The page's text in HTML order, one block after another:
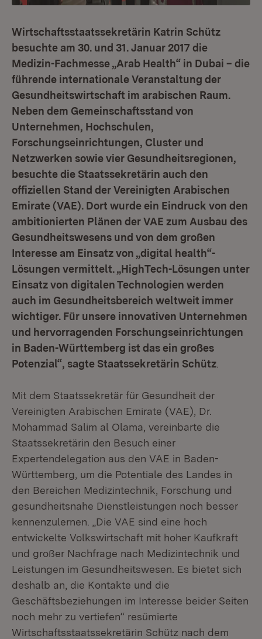
Wirtschaftsstaatssekretärin Katrin Schütz
besuchte am 30. und 31. Januar 2017 die
Medizin-Fachmesse „Arab Health“ in Dubai – die
führende internationale Veranstaltung der
Gesundheitswirtschaft im arabischen Raum.
Neben dem Gemeinschaftsstand von
Unternehmen, Hochschulen,
Forschungseinrichtungen, Cluster und
Netzwerken sowie vier Gesundheitsregionen,
besuchte die Staatssekretärin auch den
offiziellen Stand der Vereinigten Arabischen
Emirate (VAE). Dort wurde ein Eindruck von den
ambitionierten Plänen der VAE zum Ausbau des
Gesundheitswesens und von dem großen
Interesse am Einsatz von „digital health“-
Lösungen vermittelt. „HighTech-Lösungen unter
Einsatz von digitalen Technologien werden
auch im Gesundheitsbereich weltweit immer
wichtiger. Für unsere innovativen Unternehmen
und hervorragenden Forschungseinrichtungen
in Baden-Württemberg ist das ein großes
Potenzial“, sagte Staatssekretärin Schütz
Mit dem Staatssekretär für Gesundheit der
Vereinigten Arabischen Emirate (VAE), Dr.
Mohammad Salim al Olama, vereinbarte die
Staatssekretärin den Besuch einer
Expertendelegation aus den VAE in Baden-
Württemberg, um die Potentiale des Landes in
den Bereichen Medizintechnik, Forschung und
gesundheitsnahe Dienstleistungen noch besser
kennenzulernen. „Die VAE sind eine hoch
entwickelte Volkswirtschaft mit hoher Kaufkraft
und großer Nachfrage nach Medizintechnik und
Leistungen im Gesundheitswesen. Es bietet sich
deshalb an, die Kontakte und die
Geschäftsbeziehungen im Interesse beider Seiten
noch mehr zu vertiefen“ resümierte
Wirtschaftsstaatssekretärin Schütz nach dem